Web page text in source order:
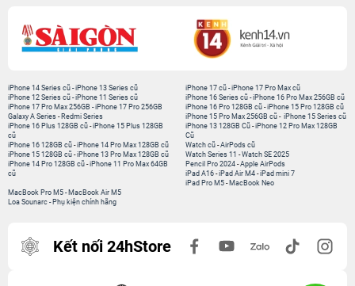
iPhone 14 Series cũ -iPhone 13 Series cũ
iPhone 12 Series cũ -iPhone 11 Series cũ
iPhone 17 Pro Max 256GB -iPhone 17 Pro 256GB
Galaxy A Series - Redmi Series
iPhone 17 cũ -iPhone 17 Pro Max cũ
iPhone 16 Series cũ - iPhone 16 Pro Max 256GB cũ
iPhone 16 Pro 128GB cũ -iPhone 15 Pro 128GB cũ
iPhone 15 Pro Max 256GB cũ - iPhone 15 Series cũ
iPhone 16 Plus 128GB cũ -iPhone 15 Plus 128GB
cũ
iPhone 16 128GB cũ -iPhone 14 Pro Max 128GB cũ
iPhone 15 128GB cũ -iPhone 13 Pro Max 128GB cũ
iPhone 14 Pro 128GB cũ -iPhone 11 Pro Max 64GB
cũ
iPhone 13 128GB Cũ -iPhone 12 Pro Max 128GB
Cũ
Watch cũ -AirPods cũ
Watch Series 11 -Watch SE 2025
Pencil Pro 2024 -Apple AirPods
iPad A16 -iPad Air M4 -iPad mini 7
iPad Pro M5 - MacBook Neo
MacBook Pro M5 - MacBook Air M5
Loa Sounarc - Phụ kiện chính hãng
Kết nối 24hStore